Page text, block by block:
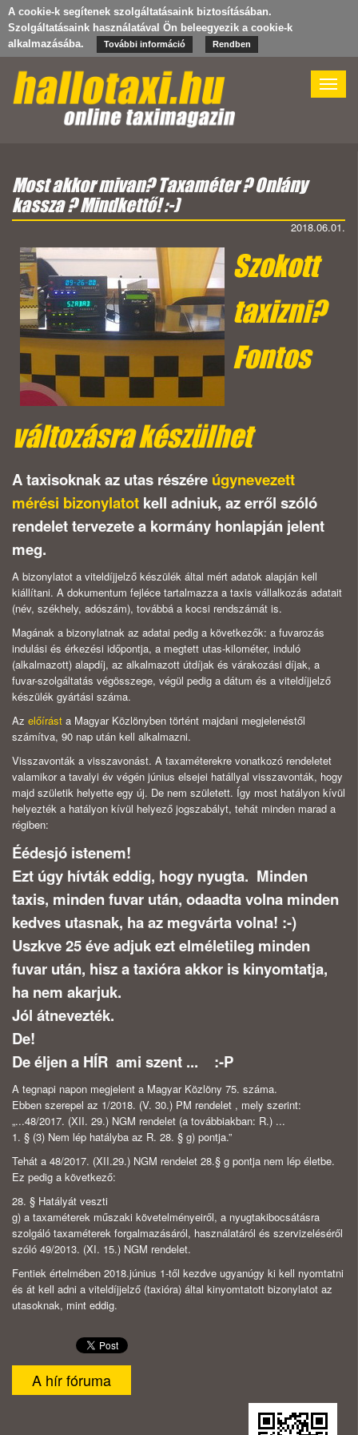
A cookie-k segítenek szolgáltatásaink biztosításában.
Szolgáltatásaink használatával Ön beleegyezik a cookie-k
alkalmazásába.
További információ Rendben
Toggle
Most akkor mivan? Taxaméter ? Onlány
kassza ? Mindkettő! :-)
2018.06.01.
Szokott
taxizni?
Fontos
változásra készülhet
A taxisoknak az utas részére úgynevezett
mérési bizonylatot kell adniuk, az erről szóló
rendelet tervezete a kormány honlapján jelent
meg.
A bizonylatot a viteldíjjelző készülék által mért adatok alapján kell
kiállítani. A dokumentum fejléce tartalmazza a taxis vállalkozás adatait
(név, székhely, adószám), továbbá a kocsi rendszámát is.
Magának a bizonylatnak az adatai pedig a következők: a fuvarozás
indulási és érkezési időpontja, a megtett utas-kilométer, induló
(alkalmazott) alapdíj, az alkalmazott útdíjak és várakozási díjak, a
fuvar-szolgáltatás végösszege, végül pedig a dátum és a viteldíjjelző
készülék gyártási száma.
Az előírást a Magyar Közlönyben történt majdani megjelenéstől
számítva, 90 nap után kell alkalmazni.
Visszavonták a visszavonást. A taxaméterekre vonatkozó rendeletet
valamikor a tavalyi év végén június elsejei hatállyal visszavonták, hogy
majd születik helyette egy új. De nem született. Így most hatályon kívül
helyezték a hatályon kívül helyező jogszabályt, tehát minden marad a
régiben:
Éédesjó istenem!
Ezt úgy hívták eddig, hogy nyugta. Minden
taxis, minden fuvar után, odaadta volna minden
kedves utasnak, ha az megvárta volna! :-)
Uszkve 25 éve adjuk ezt elméletileg minden
fuvar után, hisz a taxióra akkor is kinyomtatja,
ha nem akarjuk.
Jól átnevezték.
De!
De éljen a HÍR ami szent ... :-P
A tegnapi napon megjelent a Magyar Közlöny 75. száma.
Ebben szerepel az 1/2018. (V. 30.) PM rendelet , mely szerint:
„...48/2017. (XII. 29.) NGM rendelet (a továbbiakban: R.) ...
1. § (3) Nem lép hatályba az R. 28. § g) pontja.”
Tehát a 48/2017. (XII.29.) NGM rendelet 28.§ g pontja nem lép életbe.
Ez pedig a következő:
28. § Hatályát veszti
g) a taxaméterek műszaki követelményeiről, a nyugtakibocsátásra
szolgáló taxaméterek forgalmazásáról, használatáról és szervizeléséről
szóló 49/2013. (XI. 15.) NGM rendelet.
Fentiek értelmében 2018.június 1-től kezdve ugyanúgy ki kell nyomtatni
és át kell adni a viteldíjjelző (taxióra) által kinyomtatott bizonylatot az
utasoknak, mint eddig.
A hír fóruma